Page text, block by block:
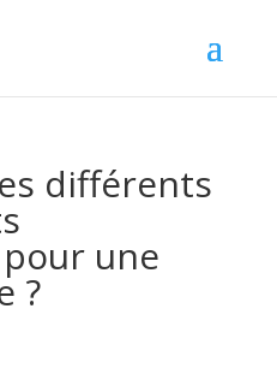
différents
une
?